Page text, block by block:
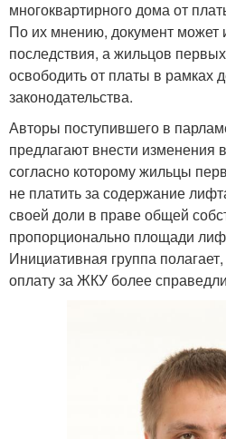
многоквартирного дома от
По их мнению, документ может
последствия, а жильцов
освободить от платы в рамках
законодательства.
Авторы поступившего в
предлагают внести изменения
согласно которому жильцы
не платить за содержание
своей доли в праве общей
пропорционально площади
Инициативная группа
оплату за ЖКУ более